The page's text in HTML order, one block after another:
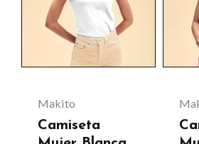
Makito
Camiseta